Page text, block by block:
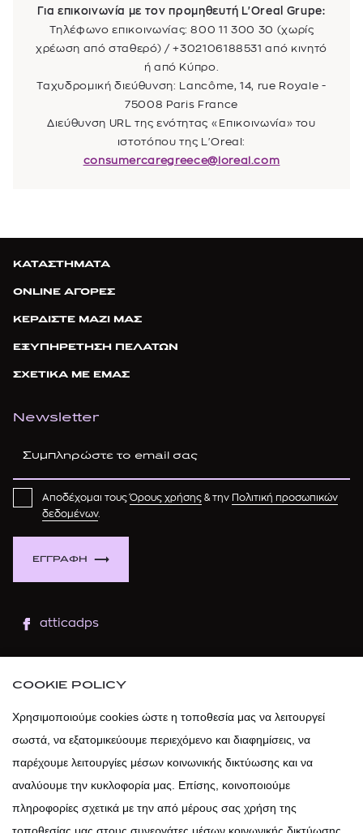
Για επικοινωνία με τον προμηθευτή L'Oreal Grupe:
Τηλέφωνο επικοινωνίας: 800 11 300 30 (χωρίς
χρέωση από σταθερό) / +302106188531 από κινητό
ή από Κύπρο.
Ταχυδρομική διεύθυνση: Lancôme, 14, rue Royale -
75008 Paris France
Διεύθυνση URL της ενότητας «Επικοινωνία» του
ιστοτόπου της L'Oreal:
consumercaregreece@loreal.com
ΚΑΤΑΣΤΗΜΑΤΑ
ONLINE ΑΓΟΡΕΣ
ΚΕΡΔΙΣΤΕ ΜΑΖΙ ΜΑΣ
ΕΞΥΠΗΡΕΤΗΣΗ ΠΕΛΑΤΩΝ
ΣΧΕΤΙΚΑ ΜΕ ΕΜΑΣ
Newsletter
ΕΓΓΡΑΦΗ
Αποδέχομαι τουςΌρους χρήσης & την Πολιτική προσωπικών
δεδομένων.
atticadps
atticadps
COOKIE POLICY
Χρησιμοποιούμε cookies ώστε η τοποθεσία μας να λειτουργεί
σωστά, να εξατομικεύουμε περιεχόμενο και διαφημίσεις, να
παρέχουμε λειτουργίες μέσων κοινωνικής δικτύωσης και να
αναλύουμε την κυκλοφορία μας. Επίσης, κοινοποιούμε
πληροφορίες σχετικά με την από μέρους σας χρήση της